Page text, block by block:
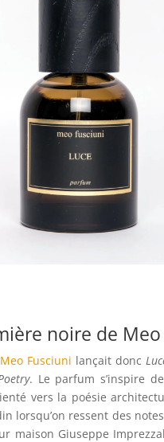
noire de
Meo Fusciuni lançait donc
. Le parfum s’inspire
vers la poésie
lorsqu’on ressent des
maison Giuseppe